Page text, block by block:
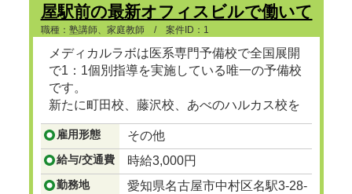
屋駅前の最新オフィスビルで働いて
みませんか？
職種：塾講師、家庭教師 / 案件ID：1
メディカルラボは医系専門予備校で全国展開
で1：1個別指導を実施している唯一の予備校
です。
新たに町田校、藤沢校、あべのハルカス校を
加え、全27校舎を展開しています。
医系専門の予備校では医学部合格者数実質
No.1を誇る予備校です。
...つづきを見る
雇用形態 その他
給与/交通費 時給3,000円
勤務地
愛知県名古屋市中村区名駅3-28-